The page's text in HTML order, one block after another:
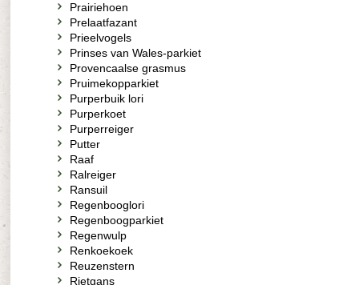
Prairiehoen
Prelaatfazant
Prieelvogels
Prinses van Wales-parkiet
Provencaalse grasmus
Pruimekopparkiet
Purperbuik lori
Purperkoet
Purperreiger
Putter
Raaf
Ralreiger
Ransuil
Regenbooglori
Regenboogparkiet
Regenwulp
Renkoekoek
Reuzenstern
Rietgans